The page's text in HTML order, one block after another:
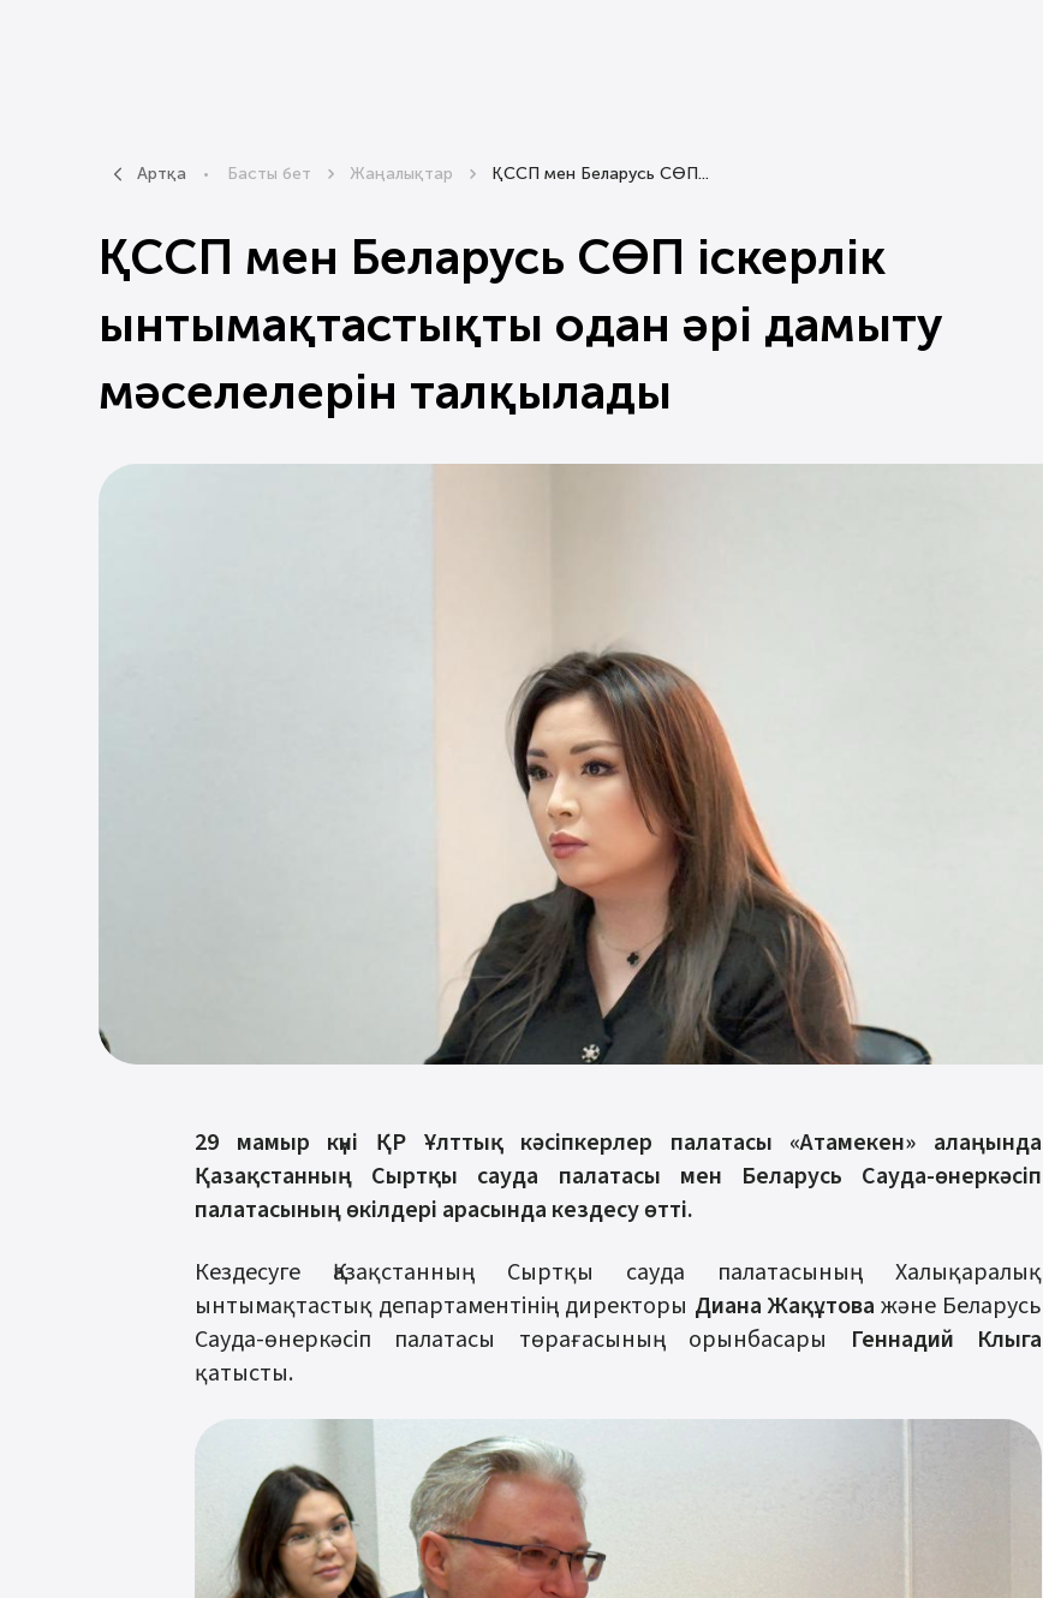
Артқа Басты бет Жаңалықтар ҚССП мен Беларусь СӨП...
ҚССП мен Беларусь СӨП іскерлік
ынтымақтастықты одан әрі дамыту
мәселелерін талқылады
29 мамыр күні ҚР Ұлттық кәсіпкерлер палатасы «Атамекен» алаңында
Қазақстанның Сыртқы сауда палатасы мен Беларусь Сауда-өнеркәсіп
палатасының өкілдері арасында кездесу өтті.
Кездесуге Қазақстанның Сыртқы сауда палатасының Халықаралық
ынтымақтастық департаментінің директоры Диана Жақұтова және Беларусь
Сауда-өнеркәсіп палатасы төрағасының орынбасары Геннадий Клыга
қатысты.